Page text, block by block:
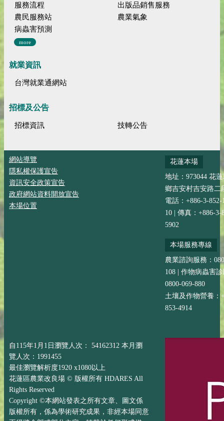
服務流程
出版品銷售服務
農民服務站
農業氣象
病蟲害預測
more
就業資訊
台灣就業通網站
招標及公告
招標資訊 技轉公告
網站導覽
隱私權保護宣告
資訊安全政策宣告
政府網站資料開放宣告
本場位置
花蓮本場
地址：973044 花
鄉吉安村吉安路二
電話：+886-3-852-
10 | 傳真：+886-3-
5902
本場服務專線
農業諮詢服務：
108 | 作物病蟲害
0800-069-880
土壤及作物營養：
853-4914
自115年1月1日瀏覽人次： 54162312 本月瀏
覽人次：1991455
最佳瀏覽解析度1920 x1080以上
花蓮區農業改良場 © 版權所有 HDARES All
Rights Reserved
Copyright ©本網站發表之所有文章、圖文係
版權所有，係為學術研究成果，非經本場同意